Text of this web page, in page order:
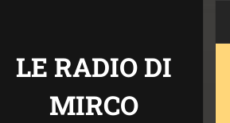
LE RADIO DI
MIRCO